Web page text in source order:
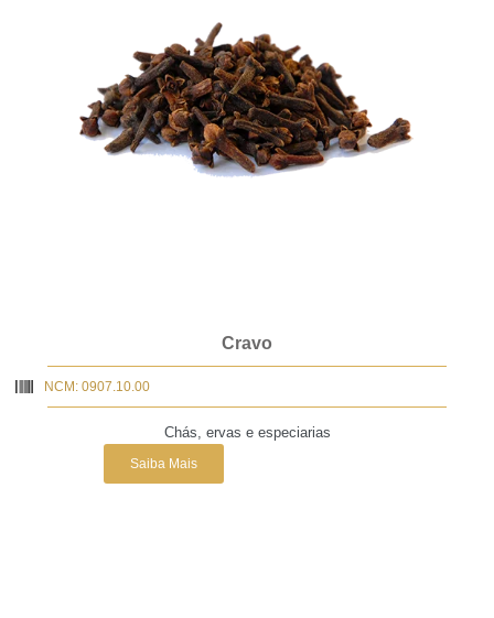
Cravo
NCM: 0907.10.00
Chás, ervas e especiarias
Saiba Mais